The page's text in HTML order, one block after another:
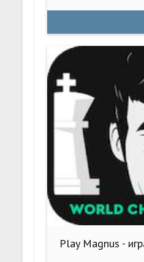
Play Magnus -